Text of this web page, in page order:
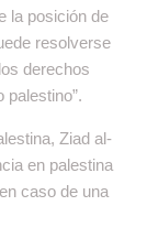
la posición de
resolverse
derechos
palestino”.
Ziad al-
en palestina
caso de una